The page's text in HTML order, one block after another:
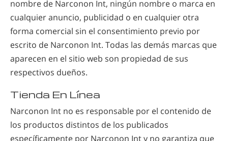
nombre de Narconon Int, ningún nombre o marca en
cualquier anuncio, publicidad o en cualquier otra
forma comercial sin el consentimiento previo por
escrito de Narconon Int. Todas las demás marcas que
aparecen en el sitio web son propiedad de sus
respectivos dueños.
Tienda En Línea
Narconon Int no es responsable por el contenido de
los productos distintos de los publicados
específicamente por Narconon Int y no garantiza que